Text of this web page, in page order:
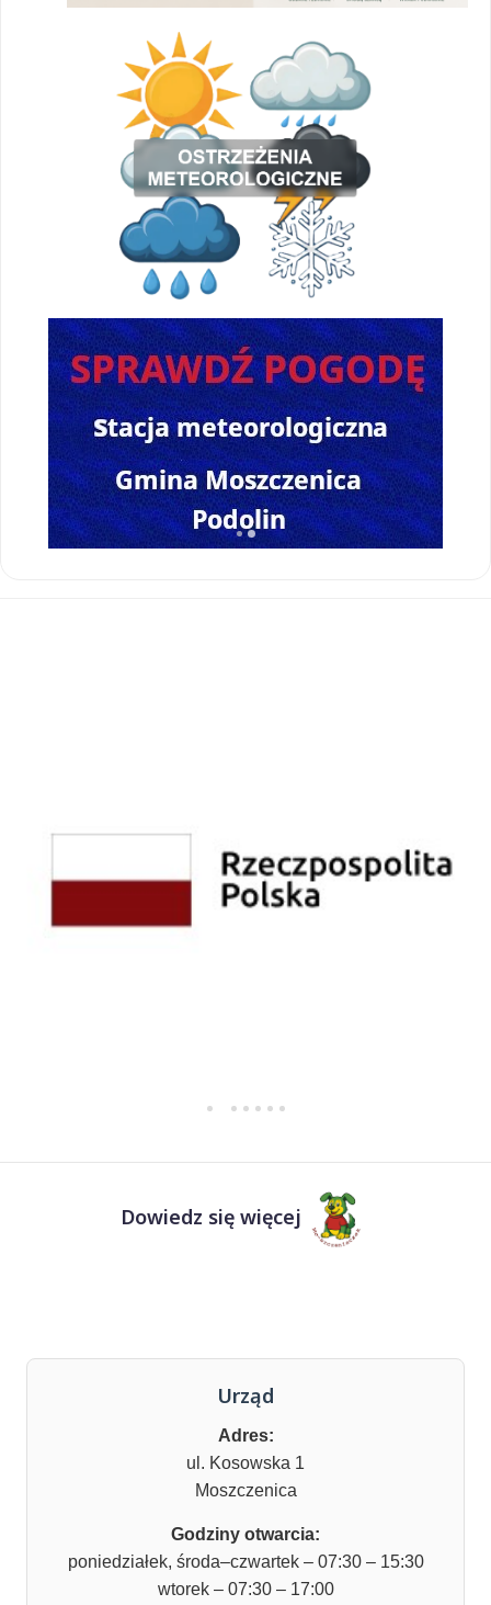
Dowiedz się więcej
Urząd
Adres:
ul. Kosowska 1
Moszczenica
Godziny otwarcia:
poniedziałek, środa–czwartek – 07:30 – 15:30
wtorek – 07:30 – 17:00